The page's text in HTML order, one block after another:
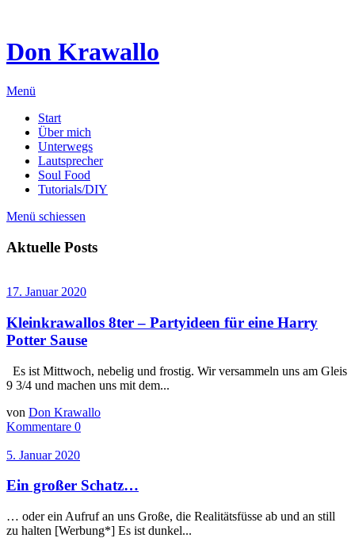
Don Krawallo
Menü
Start
Über mich
Unterwegs
Lautsprecher
Soul Food
Tutorials/DIY
Menü schiessen
Aktuelle Posts
17. Januar 2020
Kleinkrawallos 8ter – Partyideen für eine Harry
Potter Sause
Es ist Mittwoch, nebelig und frostig. Wir versammeln uns am Gleis
9 3/4 und machen uns mit dem...
von Don Krawallo
Kommentare 0
5. Januar 2020
Ein großer Schatz…
… oder ein Aufruf an uns Große, die Realitätsfüsse ab und an still
zu halten [Werbung*] Es ist dunkel...